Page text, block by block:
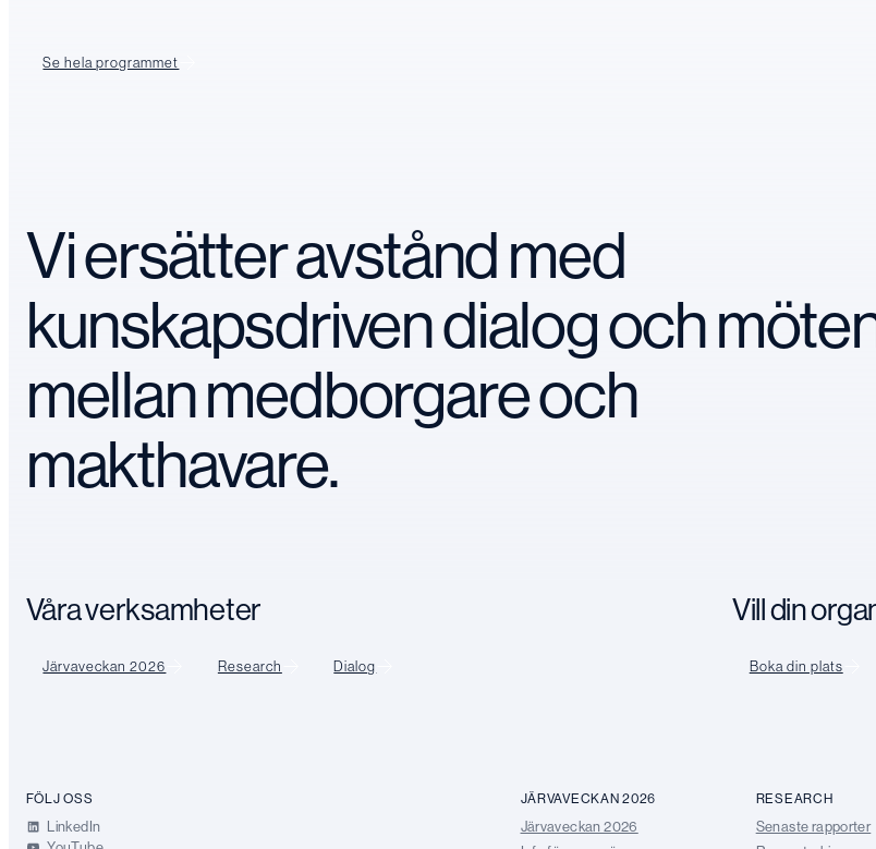
Se hela programmet
Vi ersätter avstånd med
kunskapsdriven dialog och
mellan medborgare och
makthavare.
Våra verksamheter
Järvaveckan 2026 Research Dialog
Vill din
Boka din plats
FÖLJ OSS
LinkedIn
JÄRVAVECKAN 2026
Järvaveckan 2026
RESEARCH
Senaste rapporter